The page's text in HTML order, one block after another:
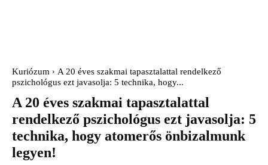
Kuriózum
A 20 éves szakmai tapasztalattal rendelkező
pszichológus ezt javasolja: 5 technika, hogy...
A 20 éves szakmai tapasztalattal
rendelkező pszichológus ezt javasolja: 5
technika, hogy atomerős önbizalmunk
legyen!